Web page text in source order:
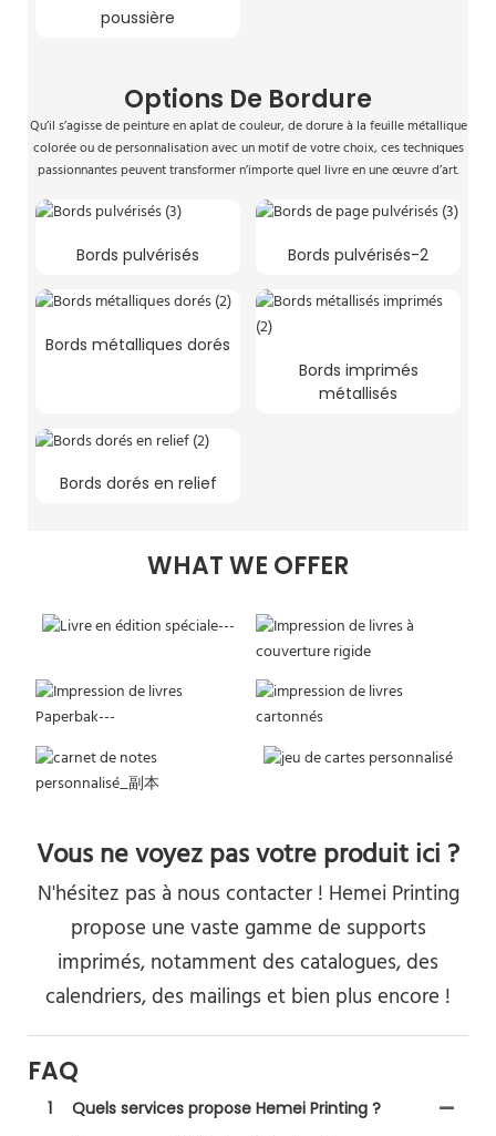
poussière
Options De Bordure
Qu’il s’agisse de peinture en aplat de couleur, de dorure à la feuille métallique
colorée ou de personnalisation avec un motif de votre choix, ces techniques
passionnantes peuvent transformer n’importe quel livre en une œuvre d’art.
Bords pulvérisés Bords pulvérisés-2
Bords métalliques dorés
Bords imprimés
métallisés
Bords dorés en relief
WHAT WE OFFER
Vous ne voyez pas votre produit ici ?
N'hésitez pas à nous contacter ! Hemei Printing
propose une vaste gamme de supports
imprimés, notamment des catalogues, des
calendriers, des mailings et bien plus encore !
FAQ
1
Quels services propose Hemei Printing ?